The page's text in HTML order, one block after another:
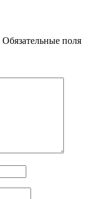
Обязательные поля